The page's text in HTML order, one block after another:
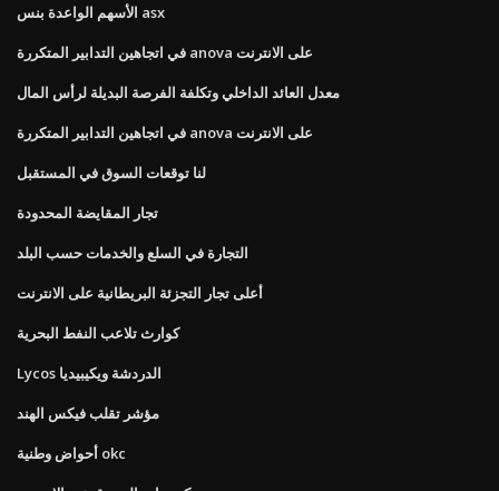
الأسهم الواعدة بنس asx
في اتجاهين التدابير المتكررة anova على الانترنت
معدل العائد الداخلي وتكلفة الفرصة البديلة لرأس المال
في اتجاهين التدابير المتكررة anova على الانترنت
لنا توقعات السوق في المستقبل
تجار المقايضة المحدودة
التجارة في السلع والخدمات حسب البلد
أعلى تجار التجزئة البريطانية على الانترنت
كوارث تلاعب النفط البحرية
Lycos الدردشة ويكيبيديا
مؤشر تقلب فيكس الهند
أحواض وطنية okc